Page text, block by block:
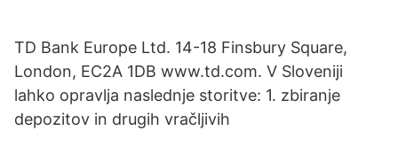
TD Bank Europe Ltd. 14-18 Finsbury Square,
London, EC2A 1DB www.td.com. V Sloveniji
lahko opravlja naslednje storitve: 1. zbiranje
depozitov in drugih vračljivih